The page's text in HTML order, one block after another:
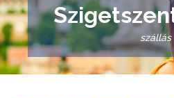
szállás